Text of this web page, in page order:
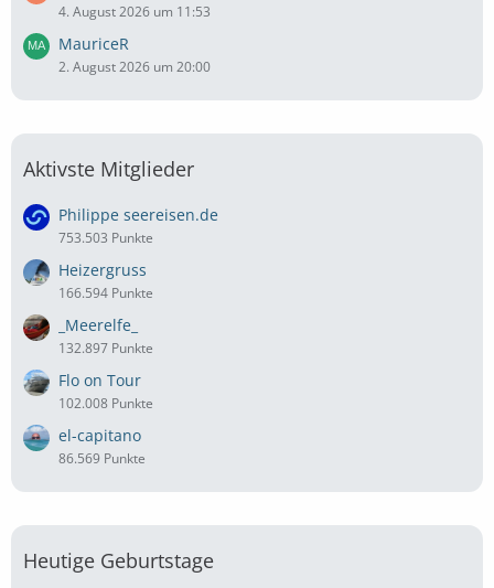
4. August 2026 um 11:53
MauriceR
2. August 2026 um 20:00
Aktivste Mitglieder
Philippe seereisen.de
753.503 Punkte
Heizergruss
166.594 Punkte
_Meerelfe_
132.897 Punkte
Flo on Tour
102.008 Punkte
el-capitano
86.569 Punkte
Heutige Geburtstage